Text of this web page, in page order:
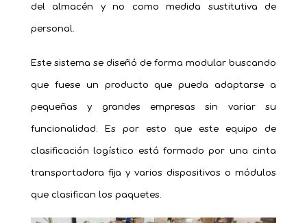
del almacén y no como medida sustitutiva de
personal.
Este sistema se diseñó de forma modular buscando
que fuese un producto que pueda adaptarse a
pequeñas y grandes empresas sin variar su
funcionalidad. Es por esto que este equipo de
clasificación logístico está formado por una cinta
transportadora fija y varios dispositivos o módulos
que clasifican los paquetes.